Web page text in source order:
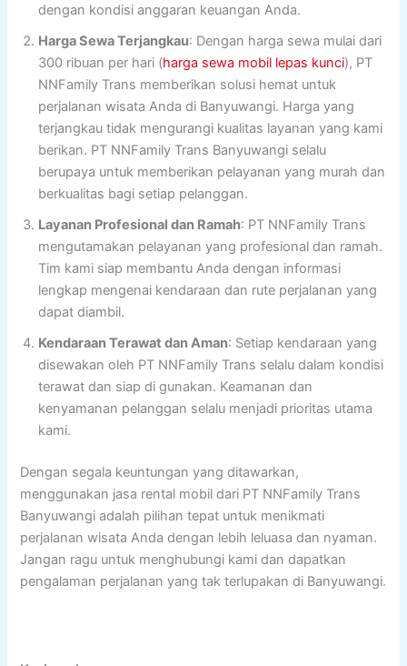
dengan kondisi anggaran keuangan Anda.
Harga Sewa Terjangkau: Dengan harga sewa mulai dari
300 ribuan per hari (harga sewa mobil lepas kunci), PT
NNFamily Trans memberikan solusi hemat untuk
perjalanan wisata Anda di Banyuwangi. Harga yang
terjangkau tidak mengurangi kualitas layanan yang kami
berikan. PT NNFamily Trans Banyuwangi selalu
berupaya untuk memberikan pelayanan yang murah dan
berkualitas bagi setiap pelanggan.
Layanan Profesional dan Ramah: PT NNFamily Trans
mengutamakan pelayanan yang profesional dan ramah.
Tim kami siap membantu Anda dengan informasi
lengkap mengenai kendaraan dan rute perjalanan yang
dapat diambil.
Kendaraan Terawat dan Aman: Setiap kendaraan yang
disewakan oleh PT NNFamily Trans selalu dalam kondisi
terawat dan siap di gunakan. Keamanan dan
kenyamanan pelanggan selalu menjadi prioritas utama
kami.
Dengan segala keuntungan yang ditawarkan,
menggunakan jasa rental mobil dari PT NNFamily Trans
Banyuwangi adalah pilihan tepat untuk menikmati
perjalanan wisata Anda dengan lebih leluasa dan nyaman.
Jangan ragu untuk menghubungi kami dan dapatkan
pengalaman perjalanan yang tak terlupakan di Banyuwangi.